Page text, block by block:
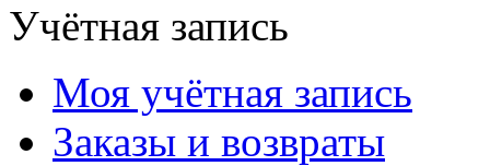
Учётная запись
Моя учётная запись
Заказы и возвраты